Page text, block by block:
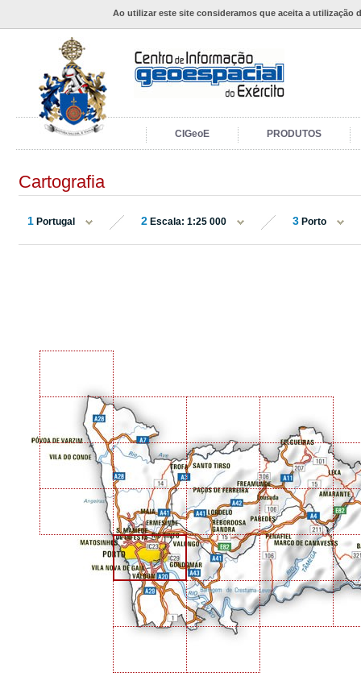
Ao utilizar este site consideramos que aceita a utilização
CIGeoE PRODUTOS
Cartografia
1 Portugal 2 Escala: 1:25 000 3 Porto